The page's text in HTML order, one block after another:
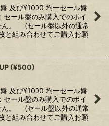
及び¥1000 均一セール盤
セール盤のみ購入でのポイ
ん。 (セール盤以外の通常
と組み合わせてご購入お願
(¥500)
及び¥1000 均一セール盤
セール盤のみ購入でのポイ
ん。 (セール盤以外の通常
と組み合わせてご購入お願